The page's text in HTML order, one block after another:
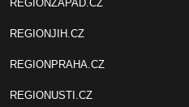
REGIONZAPAD.CZ
REGIONJIH.CZ
REGIONPRAHA.CZ
REGIONUSTI.CZ